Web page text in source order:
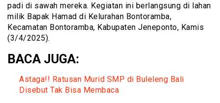
padi di sawah mereka. Kegiatan ini berlangsung di lahan
milik Bapak Hamad di Kelurahan Bontoramba,
Kecamatan Bontoramba, Kabupaten Jeneponto, Kamis
(3/4/2025).
BACA JUGA:
Astaga!! Ratusan Murid SMP di Buleleng Bali
Disebut Tak Bisa Membaca